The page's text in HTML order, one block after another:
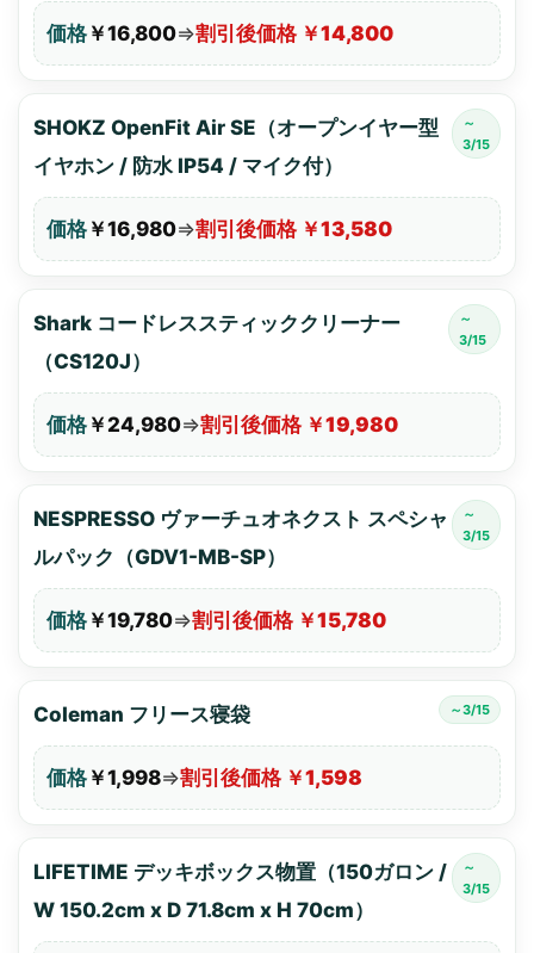
価格 ￥16,800⇒割引後価格 ￥14,800
SHOKZ OpenFit Air SE（オープンイヤー型
イヤホン / 防水 IP54 / マイク付）
～
3/15
価格 ￥16,980⇒割引後価格 ￥13,580
Shark コードレススティッククリーナー
（CS120J）
～
3/15
価格 ￥24,980⇒割引後価格 ￥19,980
NESPRESSO ヴァーチュオネクスト スペシャ
ルパック（GDV1-MB-SP）
～
3/15
価格 ￥19,780⇒割引後価格 ￥15,780
Coleman フリース寝袋 ～3/15
価格 ￥1,998⇒割引後価格 ￥1,598
LIFETIME デッキボックス物置（150ガロン /
W 150.2cm x D 71.8cm x H 70cm）
～
3/15